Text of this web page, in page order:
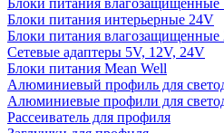
Блоки питания влагозащищенные
Блоки питания интерьерные 24V
Блоки питания влагозащищенные
Сетевые адаптеры 5V, 12V, 24V
Блоки питания Mean Well
Алюминиевый профиль для
Алюминиевые профили для
Рассеиватель для профиля